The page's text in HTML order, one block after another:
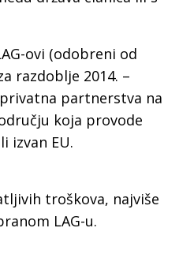
ovi (odobreni od
razdoblje 2014. –
partnerstva na
koja provode
izvan EU.
troškova, najviše
LAG-u.